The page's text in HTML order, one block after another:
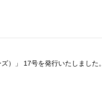
）」 17号を発行いたしました。